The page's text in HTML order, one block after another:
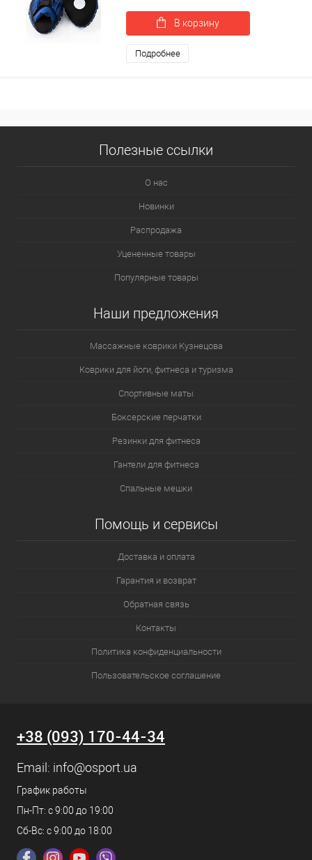
В корзину
Подробнее
Полезные ссылки
О нас
Новинки
Распродажа
Уцененные товары
Популярные товары
Наши предложения
Массажные коврики Кузнецова
Коврики для йоги, фитнеса и туризма
Спортивные маты
Боксерские перчатки
Резинки для фитнеса
Гантели для фитнеса
Спальные мешки
Помощь и сервисы
Доставка и оплата
Гарантия и возврат
Обратная связь
Контакты
Политика конфиденциальности
Пользовательское соглашение
+38 (093) 170-44-34
Email: info@osport.ua
График работы
Пн-Пт: с 9:00 до 19:00
Сб-Вс: с 9:00 до 18:00